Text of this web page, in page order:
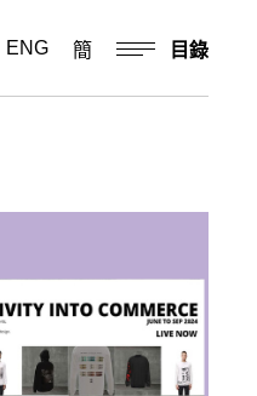
ENG 簡 目錄